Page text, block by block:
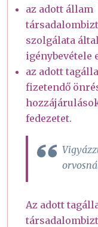
az adott állam
szolgálata
igénybevétele
az adott
fizetendő
fedezetet.
Az adott